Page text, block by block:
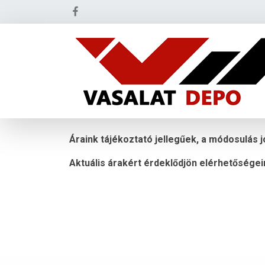
Áraink tájékoztató jellegűek, a módosulás
Aktuális árakért érdeklődjön